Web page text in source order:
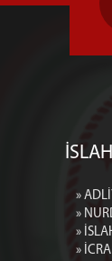
»
»
»
»